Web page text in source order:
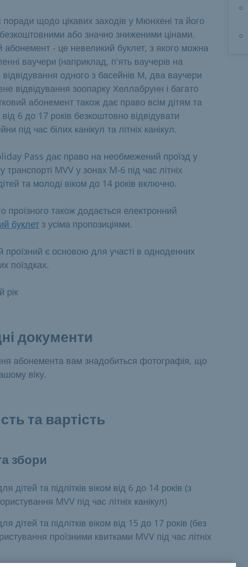
поради щодо цікавих заходів у Мюнхені та його
або значно зниженими цінами.
абонемент - це невеликий буклет, з якого можна
ваучери (наприклад, п'ять ваучерів на
одного з басейнів М, два ваучери
відвідування зоопарку Хеллабрунн і багато
абонемент також дає право всім дітям та
6 до 17 років безкоштовно відвідувати
під час білих канікул та літніх канікул.
Pass дає право на необмежений проїзд у
транспорті MVV у зонах M-6 під час літніх
та молоді віком до 14 років включно.
проїзного також додається електронний
буклет з усіма пропозиціями.
є основою для участі в одноденних
поїздках.
рік
документи
абонемента вам знадобиться фотографія, що
віку.
та вартість
збори
дітей та підлітків віком від 6 до 14 років (з
MVV під час літніх канікул)
дітей та підлітків віком від 15 до 17 років (без
проїзними квитками MVV під час літніх